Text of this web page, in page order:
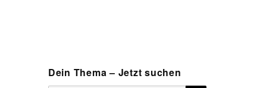
Dein Thema – Jetzt suchen